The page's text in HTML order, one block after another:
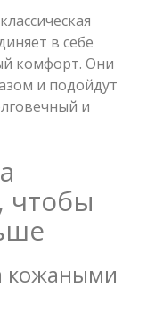
в себе
комфорт. Они
и подойдут
и
чтобы
кожаными